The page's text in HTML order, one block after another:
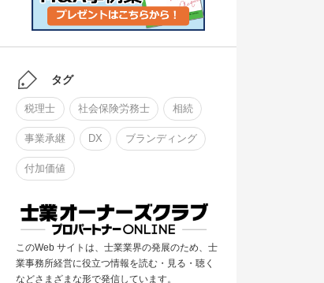
タグ
税理士 社会保険労務士 相続
事業承継 DX ブランディング
付加価値
このWeb サイトは、士業業界の発展のため、士
業事務所経営に役立つ情報を読む・見る・聴く
などさまざまな形で発信しています。